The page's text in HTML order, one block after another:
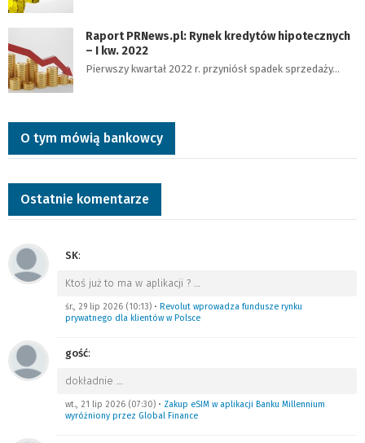
Raport PRNews.pl: Rynek kredytów hipotecznych
– I kw. 2022
Pierwszy kwartał 2022 r. przyniósł spadek sprzedaży…
O tym mówią bankowcy
Ostatnie komentarze
SK:
Ktoś już to ma w aplikacji ? …
śr., 29 lip 2026 (10:13) • Revolut wprowadza fundusze rynku
prywatnego dla klientów w Polsce
gość:
dokładnie …
wt., 21 lip 2026 (07:30) • Zakup eSIM w aplikacji Banku Millennium
wyróżniony przez Global Finance